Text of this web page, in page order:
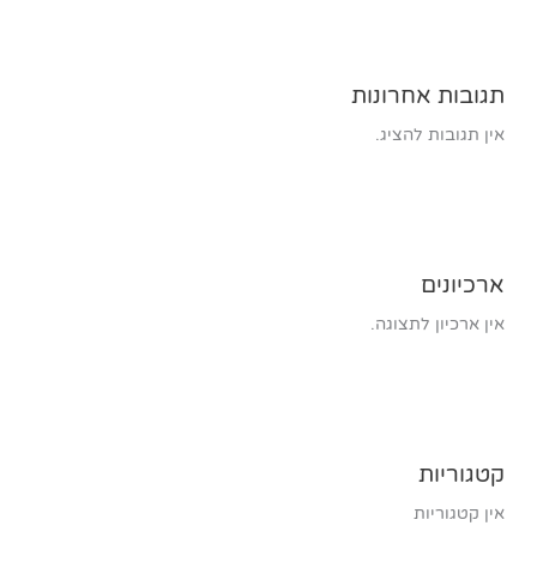
תגובות אחרונות
אין תגובות להציג.
ארכיונים
אין ארכיון לתצוגה.
קטגוריות
אין קטגוריות